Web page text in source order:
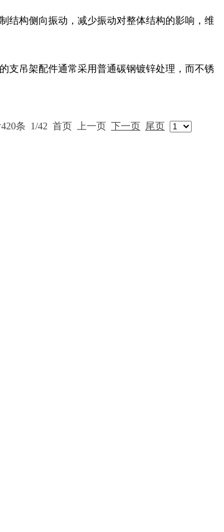
结构侧向振动，减少振动对整体结构的影响，维
支吊架配件通常采用普通碳钢镀锌处理，而不锈
条 1/42 首页 上一页 下一页 尾页